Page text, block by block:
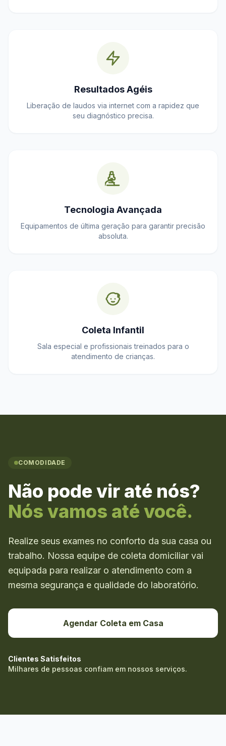
Resultados Agéis
Liberação de laudos via internet com a rapidez que
seu diagnóstico precisa.
Tecnologia Avançada
Equipamentos de última geração para garantir precisão
absoluta.
Coleta Infantil
Sala especial e profissionais treinados para o
atendimento de crianças.
COMODIDADE
Não pode vir até nós?
Nós vamos até você.
Realize seus exames no conforto da sua casa ou
trabalho. Nossa equipe de coleta domiciliar vai
equipada para realizar o atendimento com a
mesma segurança e qualidade do laboratório.
Agendar Coleta em Casa
Clientes Satisfeitos
Milhares de pessoas confiam em nossos serviços.